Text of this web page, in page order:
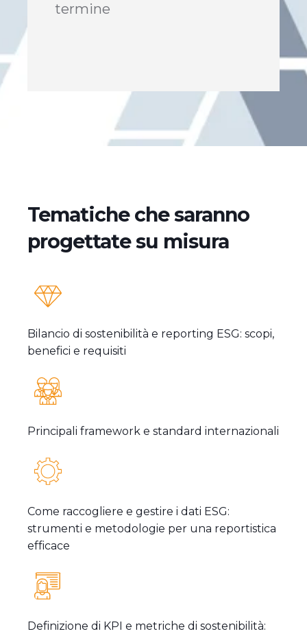
termine
Tematiche che saranno
progettate su misura
Bilancio di sostenibilità e reporting ESG: scopi,
benefici e requisiti
Principali framework e standard internazionali
Come raccogliere e gestire i dati ESG:
strumenti e metodologie per una reportistica
efficace
Definizione di KPI e metriche di sostenibilità: